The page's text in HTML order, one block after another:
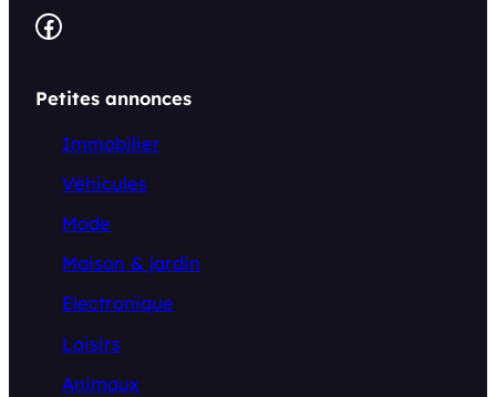
Facebook
Petites annonces
Immobilier
Véhicules
Mode
Maison & jardin
Electronique
Loisirs
Animaux